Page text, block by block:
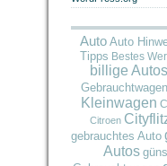
Auto Auto
Tipps Bestes
billige Autos
Gebrauchtwagen
Kleinwagen
Citroen
gebrauchtes Auto
Autos